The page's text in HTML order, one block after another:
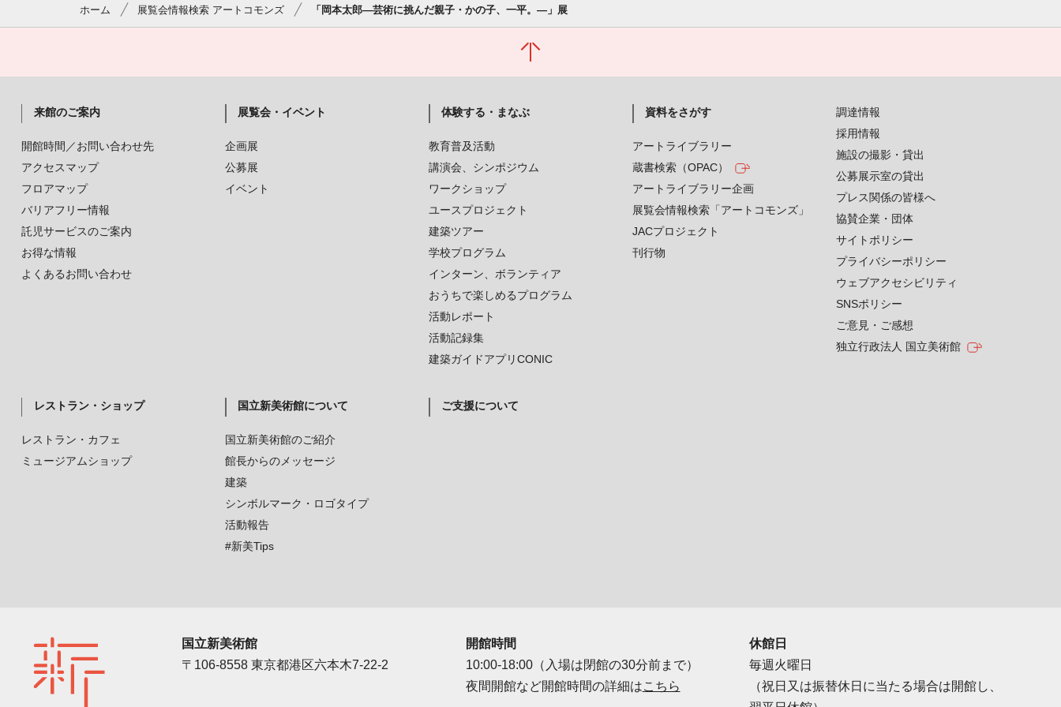
ホーム 展覧会情報検索 アートコモンズ 「岡本太郎―芸術に挑んだ親子・かの子、一平。―」展
来館のご案内
開館時間／お問い合わせ先
アクセスマップ
フロアマップ
バリアフリー情報
託児サービスのご案内
お得な情報
よくあるお問い合わせ
展覧会・イベント
企画展
公募展
イベント
体験する・まなぶ
教育普及活動
講演会、シンポジウム
ワークショップ
ユースプロジェクト
建築ツアー
学校プログラム
インターン、ボランティア
おうちで楽しめるプログラム
活動レポート
活動記録集
建築ガイドアプリCONIC
資料をさがす
アートライブラリー
蔵書検索（OPAC）
アートライブラリー企画
展覧会情報検索「アートコモンズ」
JACプロジェクト
刊行物
レストラン・ショップ
レストラン・カフェ
ミュージアムショップ
国立新美術館について
国立新美術館のご紹介
館長からのメッセージ
建築
シンボルマーク・ロゴタイプ
活動報告
#新美Tips
ご支援について
調達情報
採用情報
施設の撮影・貸出
公募展示室の貸出
プレス関係の皆様へ
協賛企業・団体
サイトポリシー
プライバシーポリシー
ウェブアクセシビリティ
SNSポリシー
ご意見・ご感想
独立行政法人 国立美術館
国立新美術館
〒106-8558 東京都港区六本木7-22-2
開館時間
10:00-18:00（入場は閉館の30分前まで）
夜間開館など開館時間の詳細はこちら
休館日
毎週火曜日
（祝日又は振替休日に当たる場合は開館し、